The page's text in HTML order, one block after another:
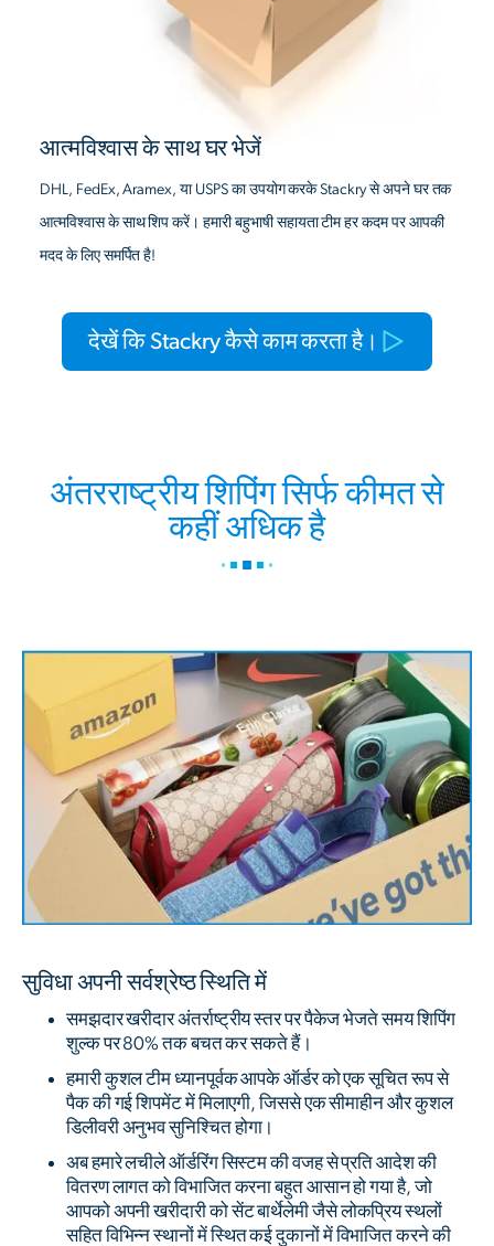
आत्मविश्वास के साथ घर भेजें
DHL, FedEx, Aramex, या USPS का उपयोग करके Stackry से अपने घर तक
आत्मविश्वास के साथ शिप करें। हमारी बहुभाषी सहायता टीम हर कदम पर आपकी
मदद के लिए समर्पित है!
देखें कि Stackry कैसे काम करता है।
अंतरराष्ट्रीय शिपिंग सिर्फ कीमत से
कहीं अधिक है
सुविधा अपनी सर्वश्रेष्ठ स्थिति में
समझदार खरीदार अंतर्राष्ट्रीय स्तर पर पैकेज भेजते समय शिपिंग
शुल्क पर 80% तक बचत कर सकते हैं।
हमारी कुशल टीम ध्यानपूर्वक आपके ऑर्डर को एक सूचित रूप से
पैक की गई शिपमेंट में मिलाएगी, जिससे एक सीमाहीन और कुशल
डिलीवरी अनुभव सुनिश्चित होगा।
अब हमारे लचीले ऑर्डरिंग सिस्टम की वजह से प्रति आदेश की
वितरण लागत को विभाजित करना बहुत आसान हो गया है, जो
आपको अपनी खरीदारी को सेंट बार्थेलेमी जैसे लोकप्रिय स्थलों
सहित विभिन्न स्थानों में स्थित कई दुकानों में विभाजित करने की